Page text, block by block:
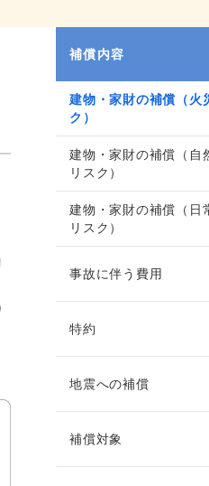
補償内容
建物・家財の補償（火
ク）
建物・家財の補償（自
リスク）
建物・家財の補償（日
リスク）
事故に伴う費用
特約
地震への補償
補償対象